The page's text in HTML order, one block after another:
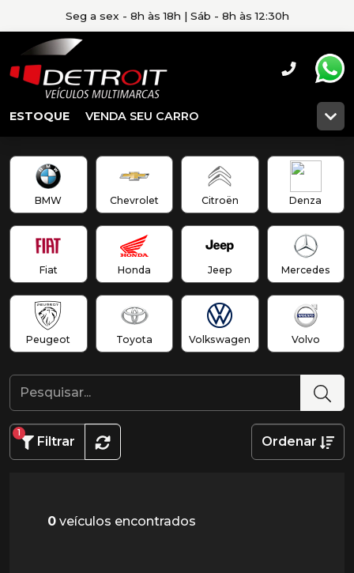
Seg a sex - 8h às 18h | Sáb - 8h às 12:30h
ESTOQUE VENDA SEU CARRO
BMW Chevrolet Citroën Denza
Fiat Honda Jeep Mercedes
Peugeot Toyota Volkswagen Volvo
Filtrar
1
Ordenar
0 veículos encontrados